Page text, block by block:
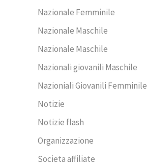
Nazionale Femminile
Nazionale Maschile
Nazionale Maschile
Nazionali giovanili Maschile
Nazioniali Giovanili Femminile
Notizie
Notizie flash
Organizzazione
Societa affiliate